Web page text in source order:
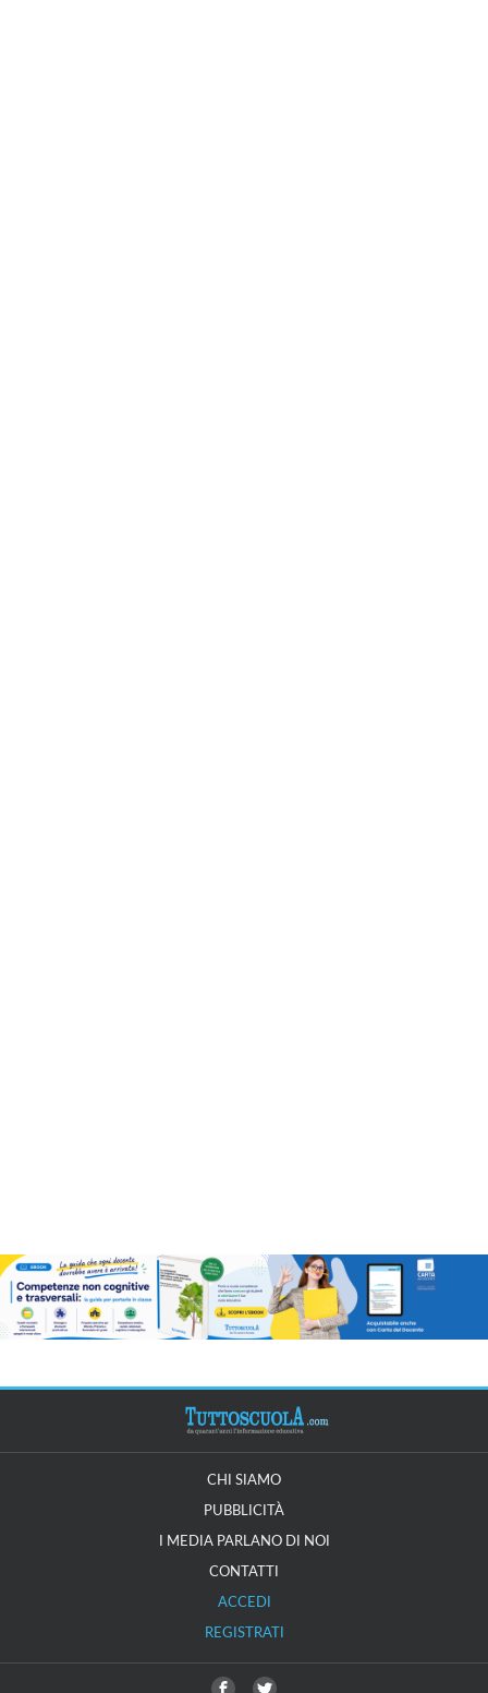
CHI SIAMO
PUBBLICITÀ
I MEDIA PARLANO DI NOI
CONTATTI
ACCEDI
REGISTRATI